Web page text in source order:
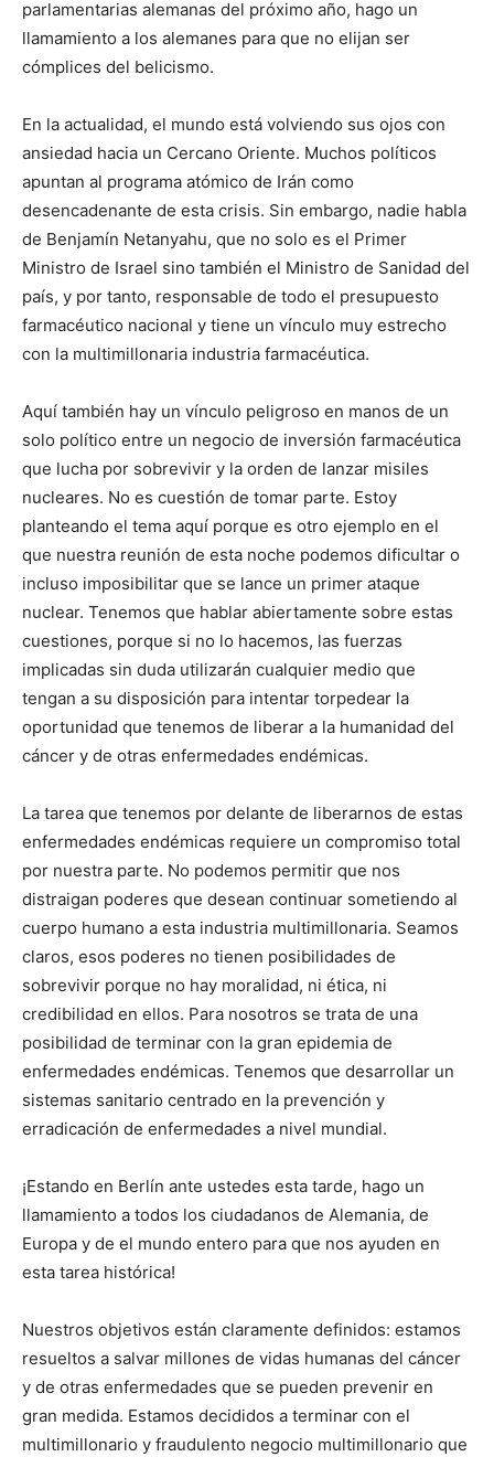
parlamentarias alemanas del próximo año, hago un
llamamiento a los alemanes para que no elijan ser
cómplices del belicismo.
En la actualidad, el mundo está volviendo sus ojos con
ansiedad hacia un Cercano Oriente. Muchos políticos
apuntan al programa atómico de Irán como
desencadenante de esta crisis. Sin embargo, nadie habla
de Benjamín Netanyahu, que no solo es el Primer
Ministro de Israel sino también el Ministro de Sanidad del
país, y por tanto, responsable de todo el presupuesto
farmacéutico nacional y tiene un vínculo muy estrecho
con la multimillonaria industria farmacéutica.
Aquí también hay un vínculo peligroso en manos de un
solo político entre un negocio de inversión farmacéutica
que lucha por sobrevivir y la orden de lanzar misiles
nucleares. No es cuestión de tomar parte. Estoy
planteando el tema aquí porque es otro ejemplo en el
que nuestra reunión de esta noche podemos dificultar o
incluso imposibilitar que se lance un primer ataque
nuclear. Tenemos que hablar abiertamente sobre estas
cuestiones, porque si no lo hacemos, las fuerzas
implicadas sin duda utilizarán cualquier medio que
tengan a su disposición para intentar torpedear la
oportunidad que tenemos de liberar a la humanidad del
cáncer y de otras enfermedades endémicas.
La tarea que tenemos por delante de liberarnos de estas
enfermedades endémicas requiere un compromiso total
por nuestra parte. No podemos permitir que nos
distraigan poderes que desean continuar sometiendo al
cuerpo humano a esta industria multimillonaria. Seamos
claros, esos poderes no tienen posibilidades de
sobrevivir porque no hay moralidad, ni ética, ni
credibilidad en ellos. Para nosotros se trata de una
posibilidad de terminar con la gran epidemia de
enfermedades endémicas. Tenemos que desarrollar un
sistemas sanitario centrado en la prevención y
erradicación de enfermedades a nivel mundial.
¡Estando en Berlín ante ustedes esta tarde, hago un
llamamiento a todos los ciudadanos de Alemania, de
Europa y de el mundo entero para que nos ayuden en
esta tarea histórica!
Nuestros objetivos están claramente definidos: estamos
resueltos a salvar millones de vidas humanas del cáncer
y de otras enfermedades que se pueden prevenir en
gran medida. Estamos decididos a terminar con el
multimillonario y fraudulento negocio multimillonario que